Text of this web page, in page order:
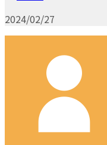
2024/02/27